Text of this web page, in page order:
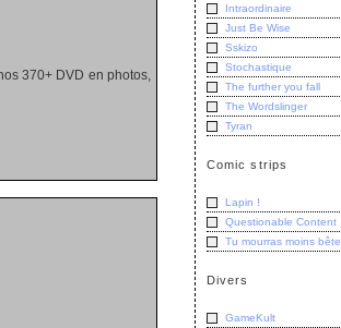
370+ DVD en photos,
Intraordinaire
Just Be Wise
Sskizo
Stochastique
The further you fall
The Wordslinger
Tyran
Comic strips
Lapin !
Questionable Content
Tu mourras moins bête
Divers
GameKult